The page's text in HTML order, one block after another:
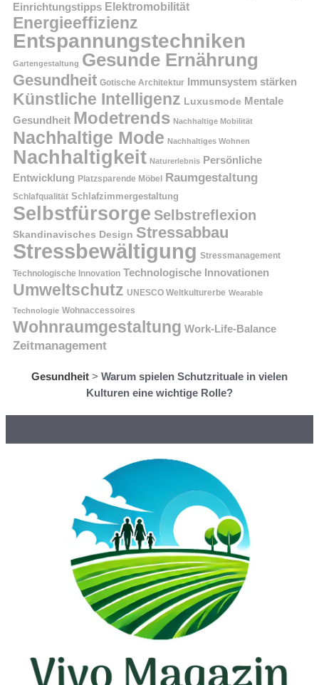
Einrichtungstipps Elektromobilität
Energieeffizienz
Entspannungstechniken
Gartengestaltung Gesunde Ernährung
Gesundheit Gotische Architektur Immunsystem stärken
Künstliche Intelligenz Luxusmode Mentale
Gesundheit Modetrends Nachhaltige Mobilität
Nachhaltige Mode Nachhaltiges Wohnen
Nachhaltigkeit Naturerlebnis Persönliche
Entwicklung Platzsparende Möbel Raumgestaltung
Schlafqualität Schlafzimmergestaltung
Selbstfürsorge Selbstreflexion
Skandinavisches Design Stressabbau
Stressbewältigung Stressmanagement
Technologische Innovation Technologische Innovationen
Umweltschutz UNESCO Weltkulturerbe Wearable
Technologie Wohnaccessoires
Wohnraumgestaltung Work-Life-Balance
Zeitmanagement
Gesundheit > Warum spielen Schutzrituale in vielen
Kulturen eine wichtige Rolle?